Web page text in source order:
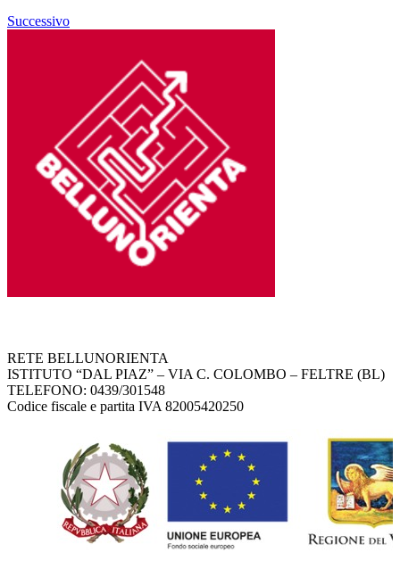
Successivo
RETE BELLUNORIENTA
ISTITUTO “DAL PIAZ” – VIA C. COLOMBO – FELTRE (BL)
TELEFONO: 0439/301548
Codice fiscale e partita IVA 82005420250